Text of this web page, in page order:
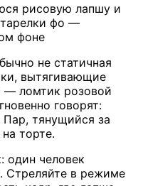
рисовую лапшу и
фо —
фоне
не статичная
вытягивающие
— ломтик розовой
говорят:
Пар, тянущийся за
торте.
один человек
Стреляйте в режиме